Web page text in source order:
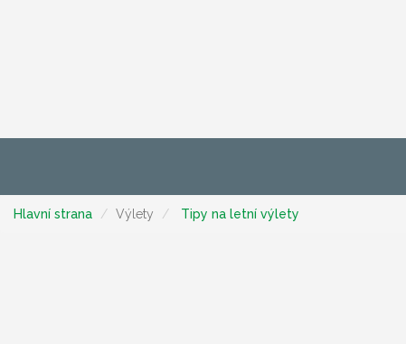
Hlavní strana Výlety Tipy na letní výlety